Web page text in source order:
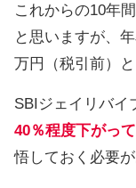
これからの10年
と思いますが、
万円（税引前）
SBIジェイリバイ
40％程度下がっ
悟しておく必要が